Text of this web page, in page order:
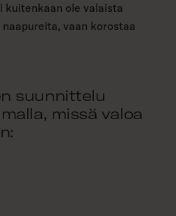
ole valaista
vaan korostaa
suunnittelu
missä valoa